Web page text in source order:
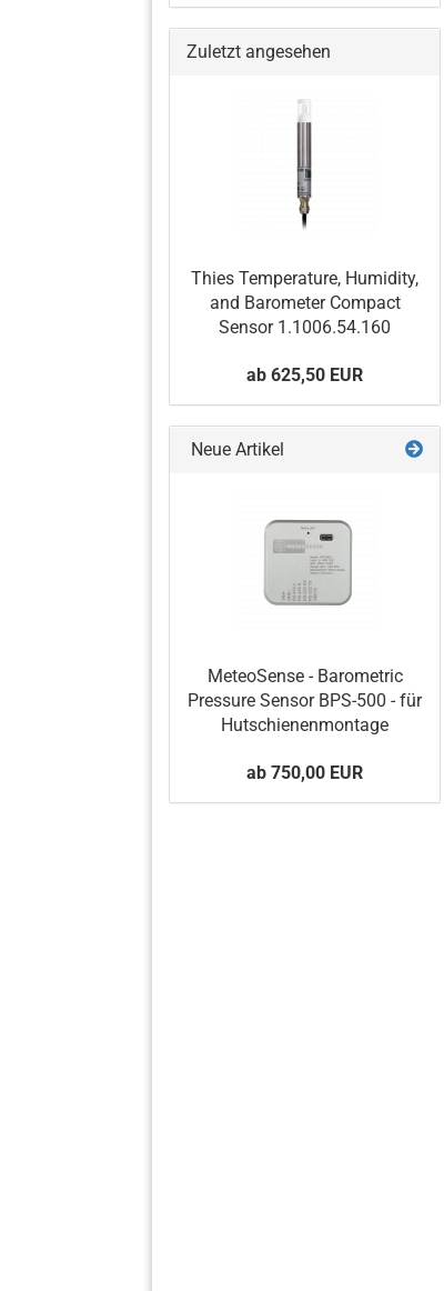
Barometer
Feuchtigkeitssensoren
Wetterstation
Zuletzt angesehen
Thies Temperature, Humidity,
and Barometer Compact
Sensor 1.1006.54.160
ab 625,50 EUR
Neue Artikel
MeteoSense - Barometric
Pressure Sensor BPS-500 - für
Hutschienenmontage
ab 750,00 EUR